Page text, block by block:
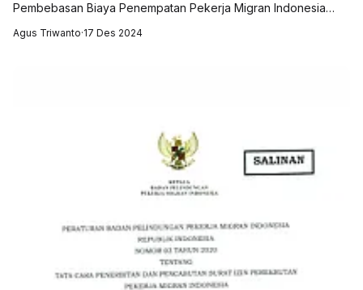
Pembebasan Biaya Penempatan Pekerja Migran Indonesia
yang harus ditanggung oleh PMI sel...
Agus Triwanto·17 Des 2024